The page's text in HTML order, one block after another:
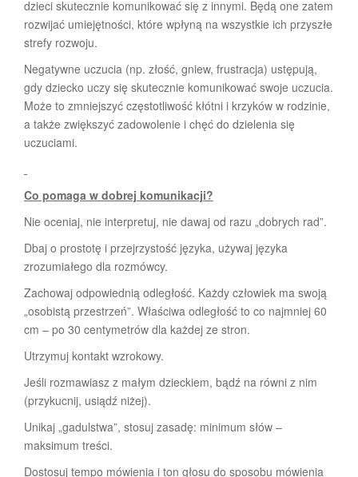
dzieci skutecznie komunikować się z innymi. Będą one zatem
rozwijać umiejętności, które wpłyną na wszystkie ich przyszłe
strefy rozwoju.
Negatywne uczucia (np. złość, gniew, frustracja) ustępują,
gdy dziecko uczy się skutecznie komunikować swoje uczucia.
Może to zmniejszyć częstotliwość kłótni i krzyków w rodzinie,
a także zwiększyć zadowolenie i chęć do dzielenia się
uczuciami.
Co pomaga w dobrej komunikacji?
Nie oceniaj, nie interpretuj, nie dawaj od razu „dobrych rad”.
Dbaj o prostotę i przejrzystość języka, używaj języka
zrozumiałego dla rozmówcy.
Zachowaj odpowiednią odległość. Każdy człowiek ma swoją
„osobistą przestrzeń”. Właściwa odległość to co najmniej 60
cm – po 30 centymetrów dla każdej ze stron.
Utrzymuj kontakt wzrokowy.
Jeśli rozmawiasz z małym dzieckiem, bądź na równi z nim
(przykucnij, usiądź niżej).
Unikaj „gadulstwa”, stosuj zasadę: minimum słów –
maksimum treści.
Dostosuj tempo mówienia i ton głosu do sposobu mówienia